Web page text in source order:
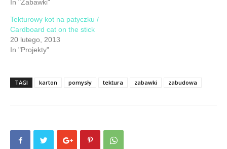
In "Zabawki"
Tekturowy kot na patyczku /
Cardboard cat on the stick
20 lutego, 2013
In "Projekty"
TAGI karton pomysły tektura zabawki zabudowa